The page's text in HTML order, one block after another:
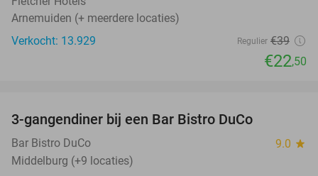
Arnemuiden (+ meerdere locaties)
Verkocht: 13.929
Regulier €39
€22,50
3-gangendiner bij een Bar Bistro DuCo
Bar Bistro DuCo 9.0 star
Middelburg (+9 locaties)